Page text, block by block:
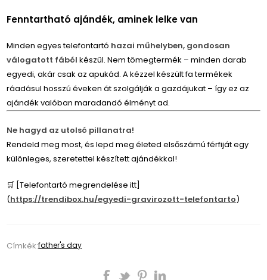
Fenntartható ajándék, aminek lelke van
Minden egyes telefontartó hazai műhelyben, gondosan
válogatott fából készül. Nem tömegtermék – minden darab
egyedi, akár csak az apukád. A kézzel készült fa termékek
ráadásul hosszú éveken át szolgálják a gazdájukat – így ez az
ajándék valóban maradandó élményt ad.
Ne hagyd az utolsó pillanatra!
Rendeld meg most, és lepd meg életed elsőszámú férfiját egy
különleges, szeretettel készített ajándékkal!
🛒 [Telefontartó megrendelése itt]
(https://trendibox.hu/egyedi-gravirozott-telefontarto)
Címkék:father's day